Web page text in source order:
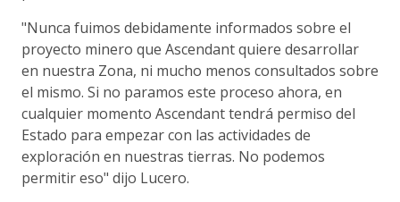
"Nunca fuimos debidamente informados sobre el
proyecto minero que Ascendant quiere desarrollar
en nuestra Zona, ni mucho menos consultados sobre
el mismo. Si no paramos este proceso ahora, en
cualquier momento Ascendant tendrá permiso del
Estado para empezar con las actividades de
exploración en nuestras tierras. No podemos
permitir eso" dijo Lucero.